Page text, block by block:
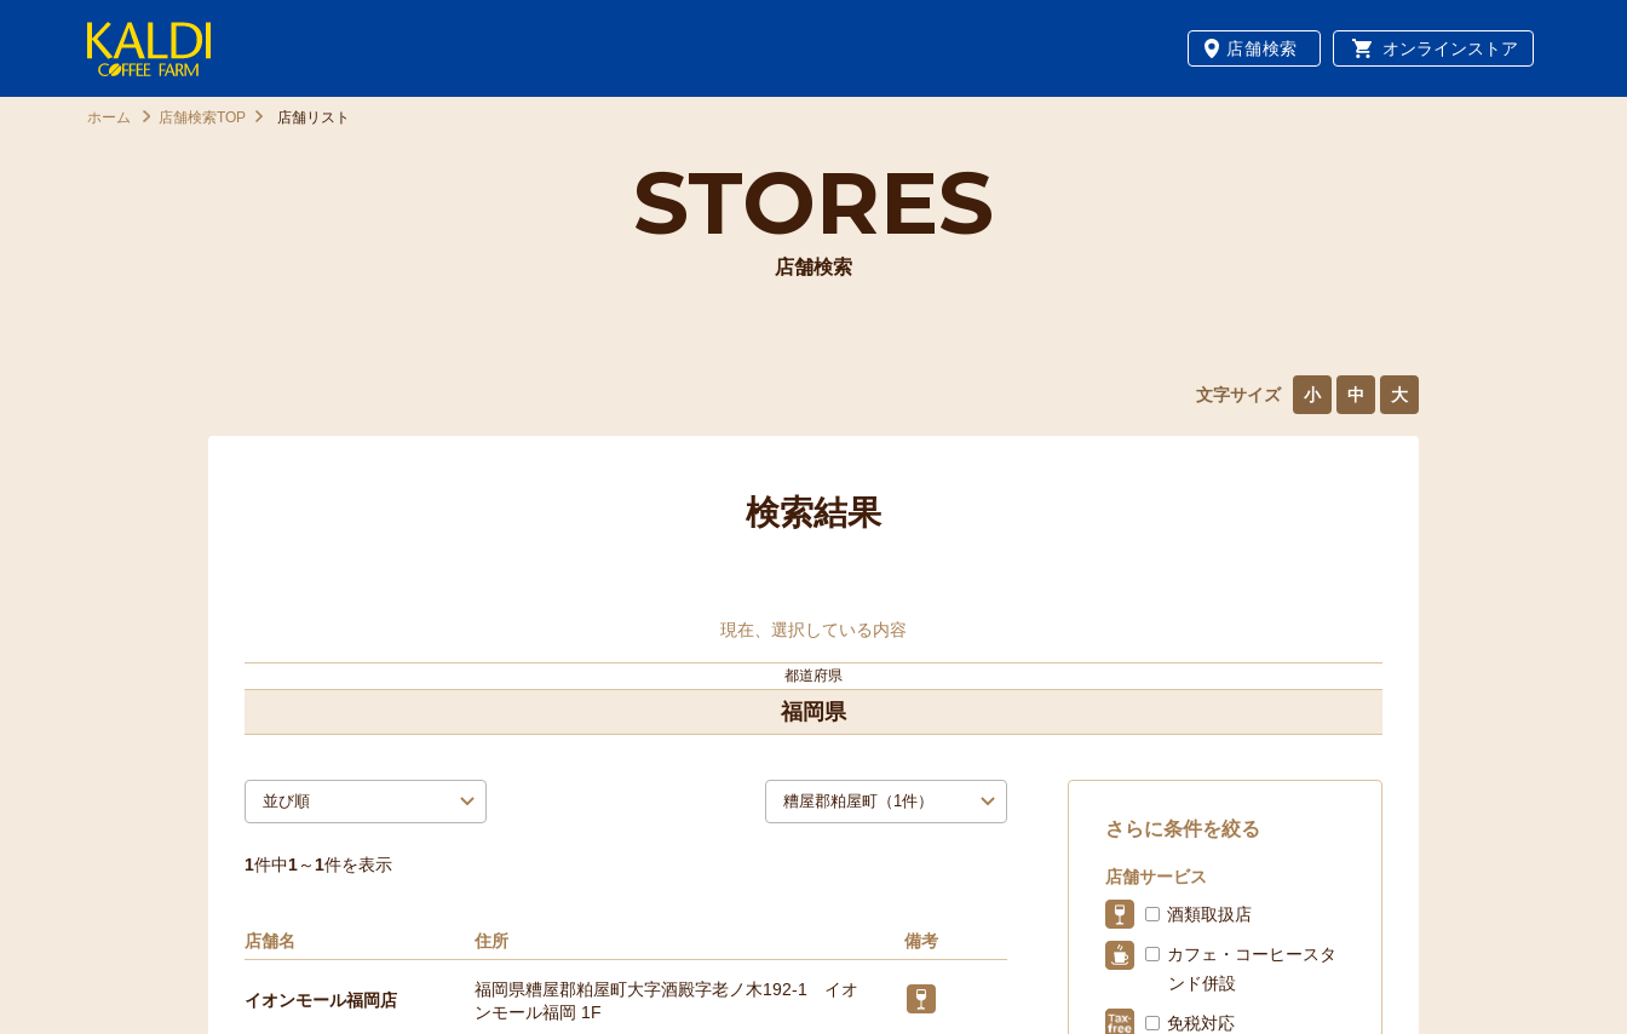
店舗検索 オンラインストア
STORES
店舗検索
ホーム 店舗検索TOP 店舗リスト
文字サイズ 小 中 大
検索結果
現在、選択している内容
都道府県
福岡県
1件中1～ 1件を表示
店舗名 住所 備考
イオンモール福岡店
福岡県糟屋郡粕屋町大字酒殿字老ノ木192-1 イオ
ンモール福岡 1F
さらに条件を絞る
店舗サービス
酒類取扱店
カフェ・コーヒースタ
ンド併設
免税対応